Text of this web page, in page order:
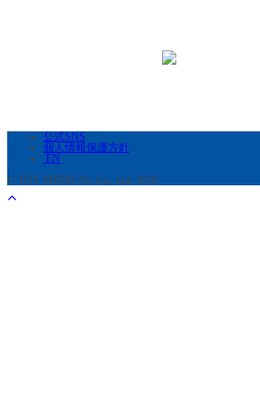
公式SNS
個人情報保護方針
EN
© TOY MEDICAL Co., Ltd. 2026